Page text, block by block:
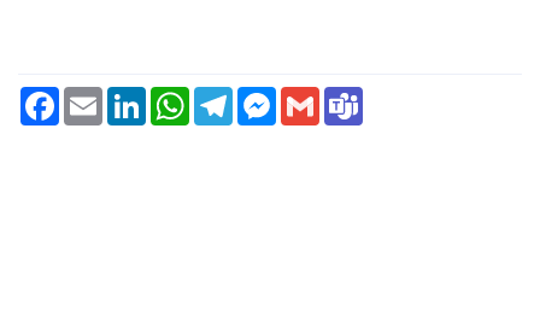
Facebook
Email LinkedInWhatsAppTelegramMessenger
Gmail